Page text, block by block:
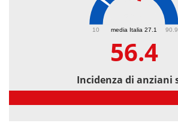
media Italia 27.1
10 90.9
56.4
Incidenza di anziani